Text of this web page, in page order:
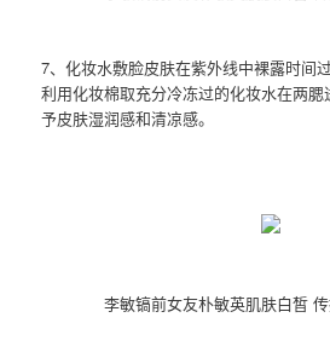
7、化妆水敷脸皮肤在紫外线中裸露时间
利用化妆棉取充分冷冻过的化妆水在两
予皮肤湿润感和清凉感。
李敏镐前女友朴敏英肌肤白皙